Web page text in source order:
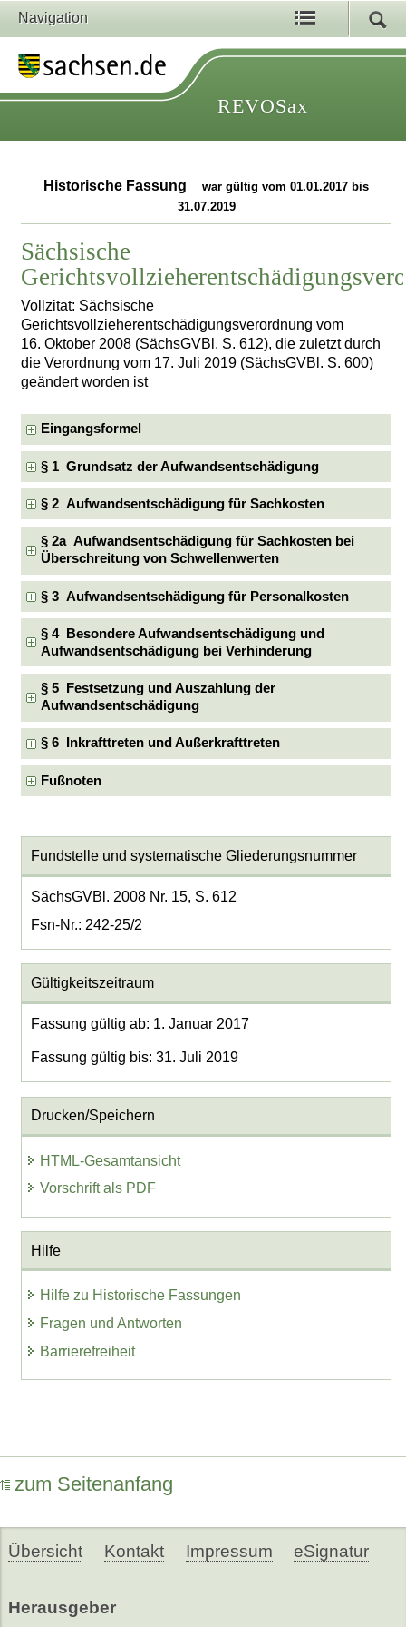
Navigation
REVOSax
Historische Fassung
war gültig vom 01.01.2017 bis
31.07.2019
Sächsische
Vollzitat: Sächsische
Gerichtsvollzieherentschädigungsverordnung vom
16. Oktober 2008 (SächsGVBl. S. 612), die zuletzt durch
die Verordnung vom 17. Juli 2019 (SächsGVBl. S. 600)
geändert worden ist
Eingangsformel
§ 1 Grundsatz der Aufwandsentschädigung
§ 2 Aufwandsentschädigung für Sachkosten
§ 2a Aufwandsentschädigung für Sachkosten bei
Überschreitung von Schwellenwerten
§ 3 Aufwandsentschädigung für Personalkosten
§ 4 Besondere Aufwandsentschädigung und
Aufwandsentschädigung bei Verhinderung
§ 5 Festsetzung und Auszahlung der
Aufwandsentschädigung
§ 6 Inkrafttreten und Außerkrafttreten
Fußnoten
Fundstelle und systematische Gliederungsnummer
SächsGVBl. 2008 Nr. 15, S. 612
Fsn-Nr.: 242-25/2
Gültigkeitszeitraum
Fassung gültig ab: 1. Januar 2017
Fassung gültig bis: 31. Juli 2019
Drucken/Speichern
HTML-Gesamtansicht
Vorschrift als PDF
Hilfe
Hilfe zu Historische Fassungen
Fragen und Antworten
Barrierefreiheit
zum Seitenanfang
Übersicht Kontakt Impressum eSignatur
Herausgeber